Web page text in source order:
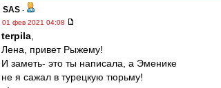
SAS -
01 фев 2021 04:08
terpila
Лена, привет Рыжему!
И заметь- это ты написала, а Эменике
не я сажал в турецкую тюрьму!